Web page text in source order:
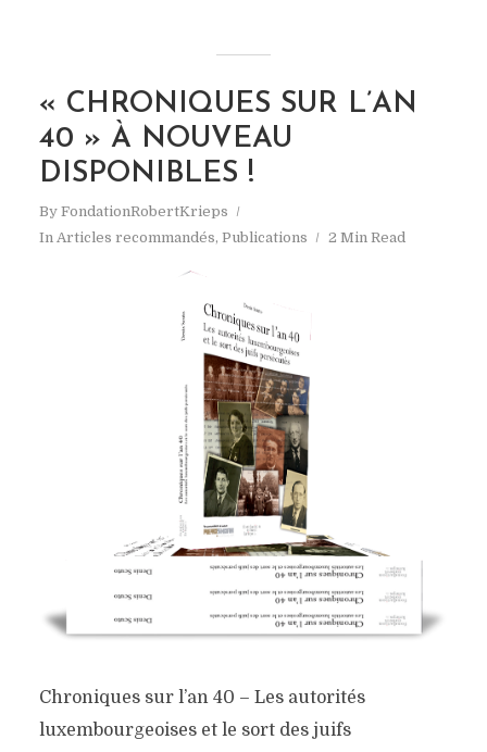
« CHRONIQUES SUR L’AN
40 » À NOUVEAU
DISPONIBLES !
By FondationRobertKrieps
In Articles recommandés, Publications 2 Min Read
Chroniques sur l’an 40 – Les autorités
luxembourgeoises et le sort des juifs